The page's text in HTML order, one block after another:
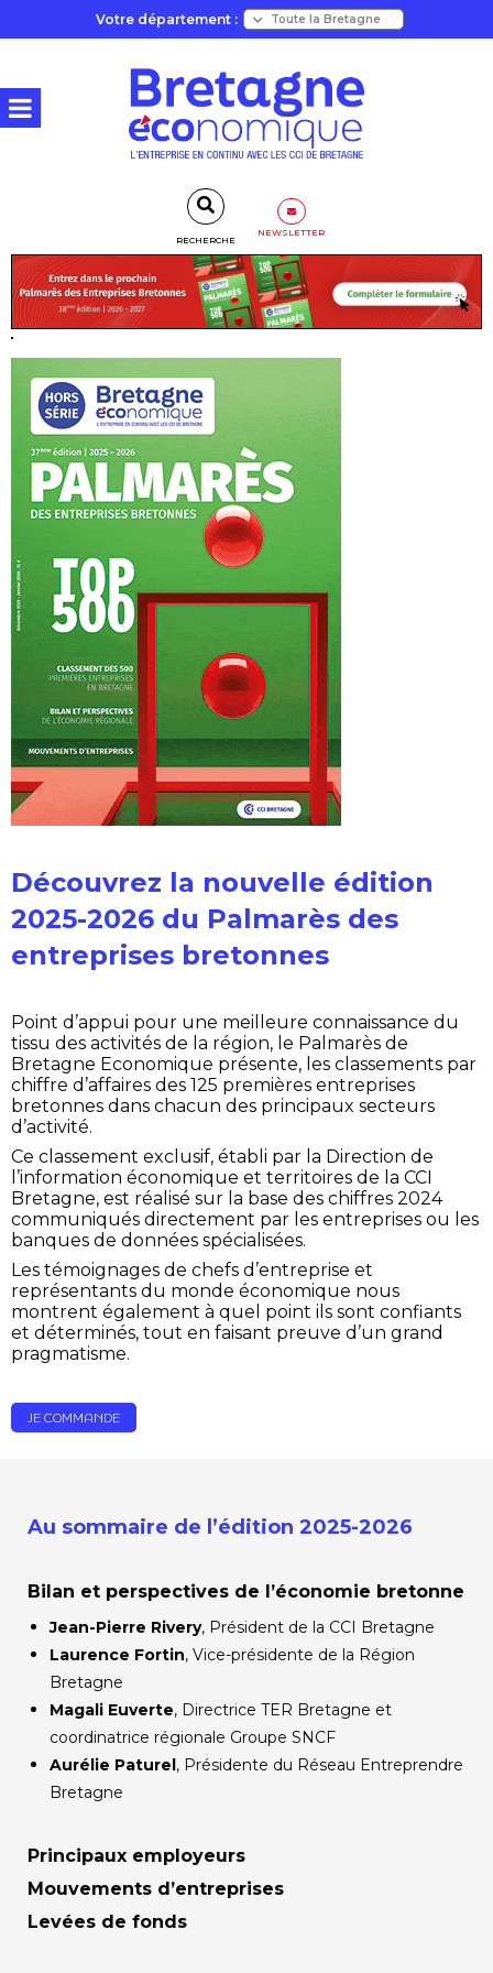
Votre département :
RECHERCHE
NEWSLETTER
Découvrez la nouvelle édition
2025-2026 du Palmarès des
entreprises bretonnes
Point d’appui pour une meilleure connaissance du
tissu des activités de la région, le Palmarès de
Bretagne Economique présente, les classements par
chiffre d’affaires des 125 premières entreprises
bretonnes dans chacun des principaux secteurs
d’activité.
Ce classement exclusif, établi par la Direction de
l’information économique et territoires de la CCI
Bretagne, est réalisé sur la base des chiffres 2024
communiqués directement par les entreprises ou les
banques de données spécialisées.
Les témoignages de chefs d’entreprise et
représentants du monde économique nous
montrent également à quel point ils sont confiants
et déterminés, tout en faisant preuve d’un grand
pragmatisme.
JE COMMANDE
Au sommaire de l’édition 2025-2026
Bilan et perspectives de l’économie bretonne
Jean-Pierre Rivery, Président de la CCI Bretagne
Laurence Fortin, Vice-présidente de la Région
Bretagne
Magali Euverte, Directrice TER Bretagne et
coordinatrice régionale Groupe SNCF
Aurélie Paturel, Présidente du Réseau Entreprendre
Bretagne
Principaux employeurs
Mouvements d’entreprises
Levées de fonds